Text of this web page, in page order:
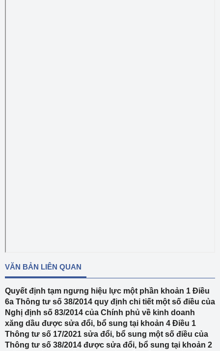
VĂN BẢN LIÊN QUAN
Quyết định tạm ngưng hiệu lực một phần khoản 1 Điều
6a Thông tư số 38/2014 quy định chi tiết một số điều của
Nghị định số 83/2014 của Chính phủ về kinh doanh
xăng dầu được sửa đổi, bổ sung tại khoản 4 Điều 1
Thông tư số 17/2021 sửa đổi, bổ sung một số điều của
Thông tư số 38/2014 được sửa đổi, bổ sung tại khoản 2